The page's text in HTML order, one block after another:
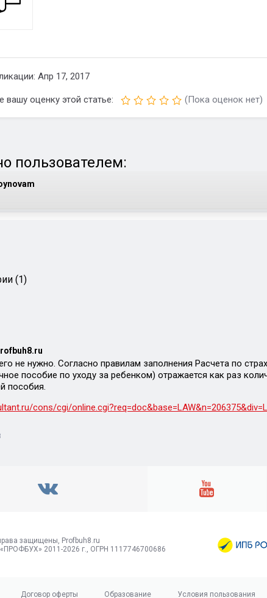
Апр 17, 2017
вашу оценку этой статье: (Пока оценок нет)
пользователем:
(1)
не нужно. Согласно правилам заполнения Расчета по
пособие по уходу за ребенком) отражается как раз
пособия.
cons/cgi/
защищены, Profbuh8.ru
2011-2026 г., ОГРН 1117746700686
Договор оферты Образование Условия пользования